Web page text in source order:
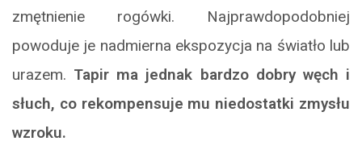
zmętnienie rogówki. Najprawdopodobniej
powoduje je nadmierna ekspozycja na światło lub
urazem. Tapir ma jednak bardzo dobry węch i
słuch, co rekompensuje mu niedostatki zmysłu
wzroku.